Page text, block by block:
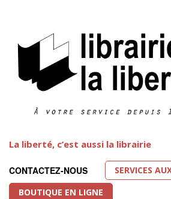
La liberté, c’est aussi la librairie
CONTACTEZ-NOUS
SERVICES
BOUTIQUE EN LIGNE